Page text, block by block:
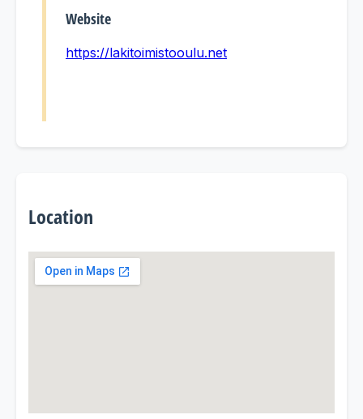
Website
https://lakitoimistooulu.net
Location